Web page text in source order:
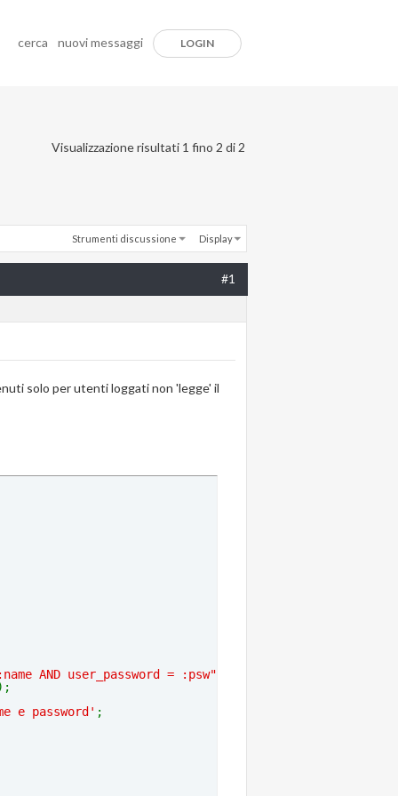
cerca nuovi messaggi LOGIN
Visualizzazione risultati 1 fino 2 di 2
Strumenti discussione Display
#1
solo per utenti loggati non 'legge' il
AND user_password = :psw"
e password' ;